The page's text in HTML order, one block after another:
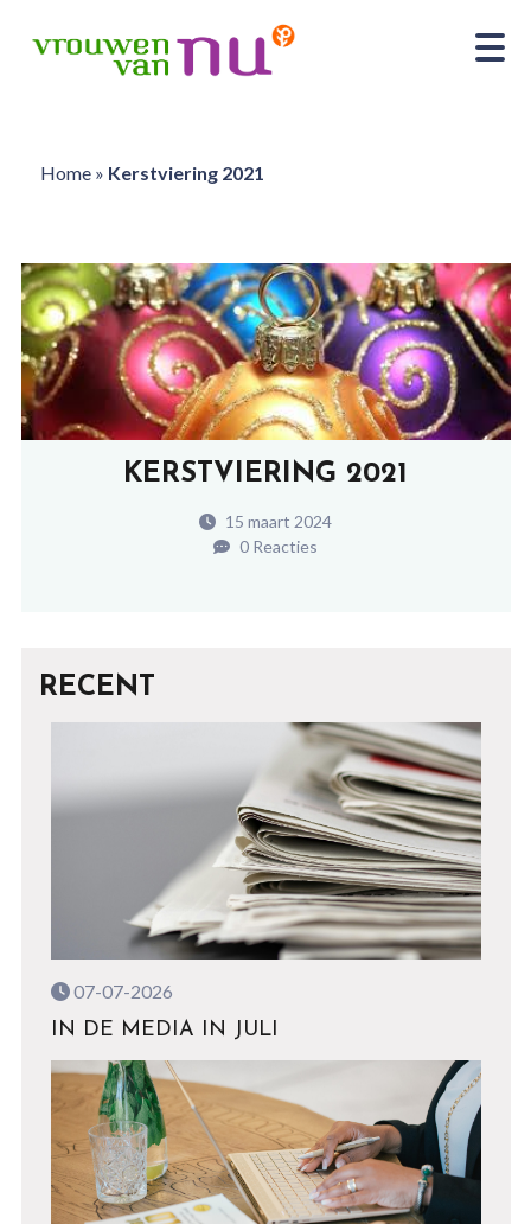
Home» Kerstviering 2021
KERSTVIERING 2021
15 maart 2024
0 Reacties
RECENT
07-07-2026
IN DE MEDIA IN JULI